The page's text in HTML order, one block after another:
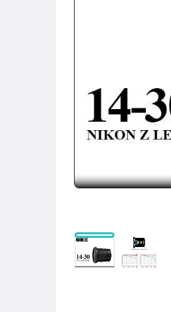
數位相機-Nikon
數位相機-
數位相機-
數位相機-Sony
數位相機-Sigma